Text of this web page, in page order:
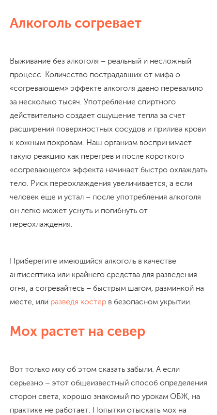
Алкоголь согревает
Выживание без алкоголя – реальный и несложный
процесс. Количество пострадавших от мифа о
«согревающем» эффекте алкоголя давно перевалило
за несколько тысяч. Употребление спиртного
действительно создает ощущение тепла за счет
расширения поверхностных сосудов и прилива крови
к кожным покровам. Наш организм воспринимает
такую реакцию как перегрев и после короткого
«согревающего» эффекта начинает быстро охлаждать
тело. Риск переохлаждения увеличивается, а если
человек еще и устал – после употребления алкоголя
он легко может уснуть и погибнуть от
переохлаждения.
Приберегите имеющийся алкоголь в качестве
антисептика или крайнего средства для разведения
огня, а согревайтесь – быстрым шагом, разминкой на
месте, или разведя костер в безопасном укрытии.
Мох растет на север
Вот только мху об этом сказать забыли. А если
серьезно – этот общеизвестный способ определения
сторон света, хорошо знакомый по урокам ОБЖ, на
практике не работает. Попытки отыскать мох на